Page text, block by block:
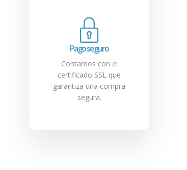
Pago seguro
Contamos con el
certificado SSL que
garantiza una compra
segura.